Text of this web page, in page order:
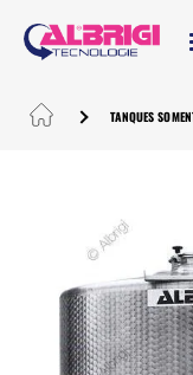
TANQUES